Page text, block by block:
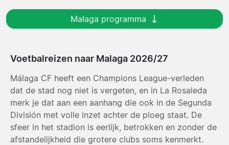
Malaga programma
Voetbalreizen naar Malaga 2026/27
Málaga CF heeft een Champions League-verleden
dat de stad nog niet is vergeten, en in La Rosaleda
merk je dat aan een aanhang die ook in de Segunda
División met volle inzet achter de ploeg staat. De
sfeer in het stadion is eerlijk, betrokken en zonder de
afstandelijkheid die grotere clubs soms kenmerkt.